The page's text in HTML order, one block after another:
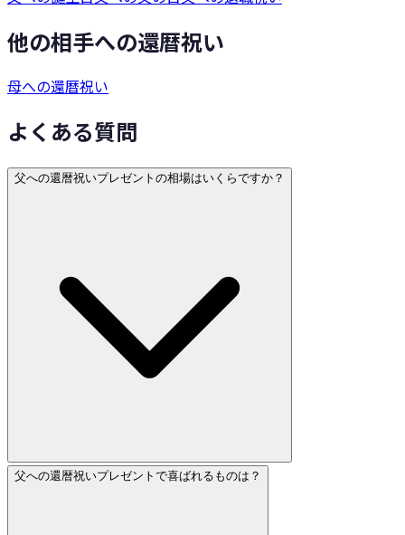
他の相手への還暦祝い
母への還暦祝い
よくある質問
父への還暦祝いプレゼントの相場はいくらですか？
父への還暦祝いプレゼントで喜ばれるものは？